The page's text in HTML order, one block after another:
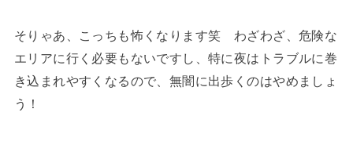
そりゃあ、こっちも怖くなります笑 わざわざ、危険な
エリアに行く必要もないですし、特に夜はトラブルに巻
き込まれやすくなるので、無闇に出歩くのはやめましょ
う！